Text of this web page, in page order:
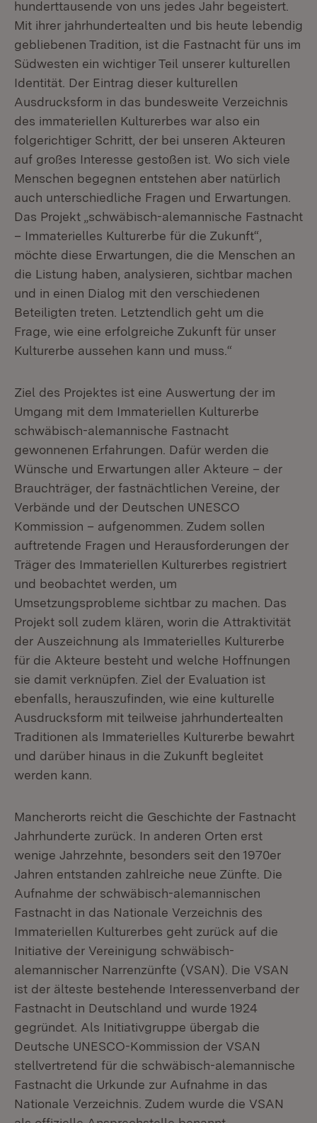
hunderttausende von uns jedes Jahr begeistert.
Mit ihrer jahrhundertealten und bis heute lebendig
gebliebenen Tradition, ist die Fastnacht für uns im
Südwesten ein wichtiger Teil unserer kulturellen
Identität. Der Eintrag dieser kulturellen
Ausdrucksform in das bundesweite Verzeichnis
des immateriellen Kulturerbes war also ein
folgerichtiger Schritt, der bei unseren Akteuren
auf großes Interesse gestoßen ist. Wo sich viele
Menschen begegnen entstehen aber natürlich
auch unterschiedliche Fragen und Erwartungen.
Das Projekt „schwäbisch-alemannische Fastnacht
– Immaterielles Kulturerbe für die Zukunft“,
möchte diese Erwartungen, die die Menschen an
die Listung haben, analysieren, sichtbar machen
und in einen Dialog mit den verschiedenen
Beteiligten treten. Letztendlich geht um die
Frage, wie eine erfolgreiche Zukunft für unser
Kulturerbe aussehen kann und muss.“
Ziel des Projektes ist eine Auswertung der im
Umgang mit dem Immateriellen Kulturerbe
schwäbisch-alemannische Fastnacht
gewonnenen Erfahrungen. Dafür werden die
Wünsche und Erwartungen aller Akteure – der
Brauchträger, der fastnächtlichen Vereine, der
Verbände und der Deutschen UNESCO
Kommission – aufgenommen. Zudem sollen
auftretende Fragen und Herausforderungen der
Träger des Immateriellen Kulturerbes registriert
und beobachtet werden, um
Umsetzungsprobleme sichtbar zu machen. Das
Projekt soll zudem klären, worin die Attraktivität
der Auszeichnung als Immaterielles Kulturerbe
für die Akteure besteht und welche Hoffnungen
sie damit verknüpfen. Ziel der Evaluation ist
ebenfalls, herauszufinden, wie eine kulturelle
Ausdrucksform mit teilweise jahrhundertealten
Traditionen als Immaterielles Kulturerbe bewahrt
und darüber hinaus in die Zukunft begleitet
werden kann.
Mancherorts reicht die Geschichte der Fastnacht
Jahrhunderte zurück. In anderen Orten erst
wenige Jahrzehnte, besonders seit den 1970er
Jahren entstanden zahlreiche neue Zünfte. Die
Aufnahme der schwäbisch-alemannischen
Fastnacht in das Nationale Verzeichnis des
Immateriellen Kulturerbes geht zurück auf die
Initiative der Vereinigung schwäbisch-
alemannischer Narrenzünfte (VSAN). Die VSAN
ist der älteste bestehende Interessenverband der
Fastnacht in Deutschland und wurde 1924
gegründet. Als Initiativgruppe übergab die
Deutsche UNESCO-Kommission der VSAN
stellvertretend für die schwäbisch-alemannische
Fastnacht die Urkunde zur Aufnahme in das
Nationale Verzeichnis. Zudem wurde die VSAN